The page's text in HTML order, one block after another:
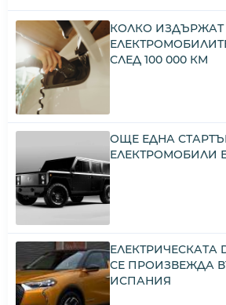
КОЛКО ИЗДЪРЖАТ
СЛЕД 100 000 КМ
ОЩЕ ЕДНА
ЕЛЕКТРОМОБИЛИ
ЕЛЕКТРИЧЕСКАТА
СЕ ПРОИЗВЕЖДА
ИСПАНИЯ